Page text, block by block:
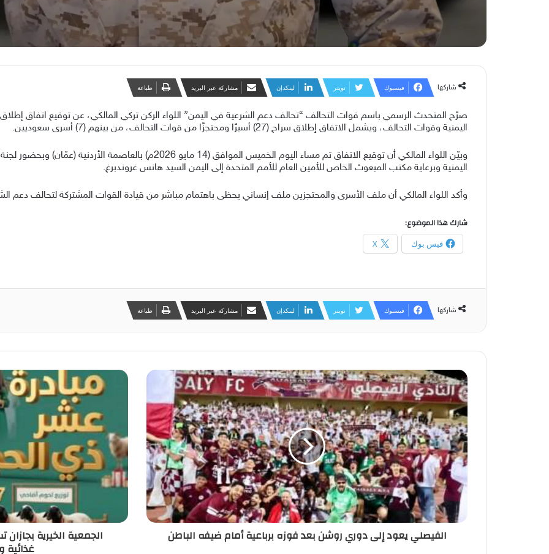
شاركها فيسبوك تويتر لينكدإن مشاركة عبر البريد طباعة
اليمنية وقوات التحالف، ويشمل الاتفاق إطلاق سراح (27) أسيرًا ومحتجزًا من قوات التحالف، من بينهم (7) أسرى سعوديين.
وبيّن اللواء المالكي أن توقيع الاتفاق تم مساء اليوم الخميس الموافق (14
اليمنية وبرعاية مكتب المبعوث الخاص للأمين العام للأمم المتحدة إلى اليمن السيد هانس غروندبرغ.
وأكد اللواء المالكي أن ملف الأسرى والمحتجزين ملف إنساني يحظى باهتمام مباشر من قيادة القوات المشتركة لتحالف دعم
شارك هذا الموضوع:
فيس بوك X
شاركها فيسبوك تويتر لينكدإن مشاركة عبر البريد طباعة
الفيصلي يعود إلى دوري روشن بعد فوزه برباعية أمام ضيفه الباطن
غذائية